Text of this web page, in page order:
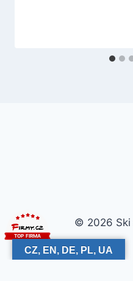
© 2026 Ski
CZ, EN, DE, PL, UA